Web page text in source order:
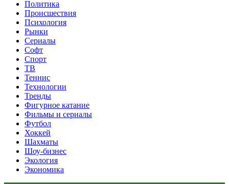
Политика
Происшествия
Психология
Рынки
Сериалы
Софт
Спорт
ТВ
Теннис
Технологии
Тренды
Фигурное катание
Фильмы и сериалы
Футбол
Хоккей
Шахматы
Шоу-бизнес
Экология
Экономика